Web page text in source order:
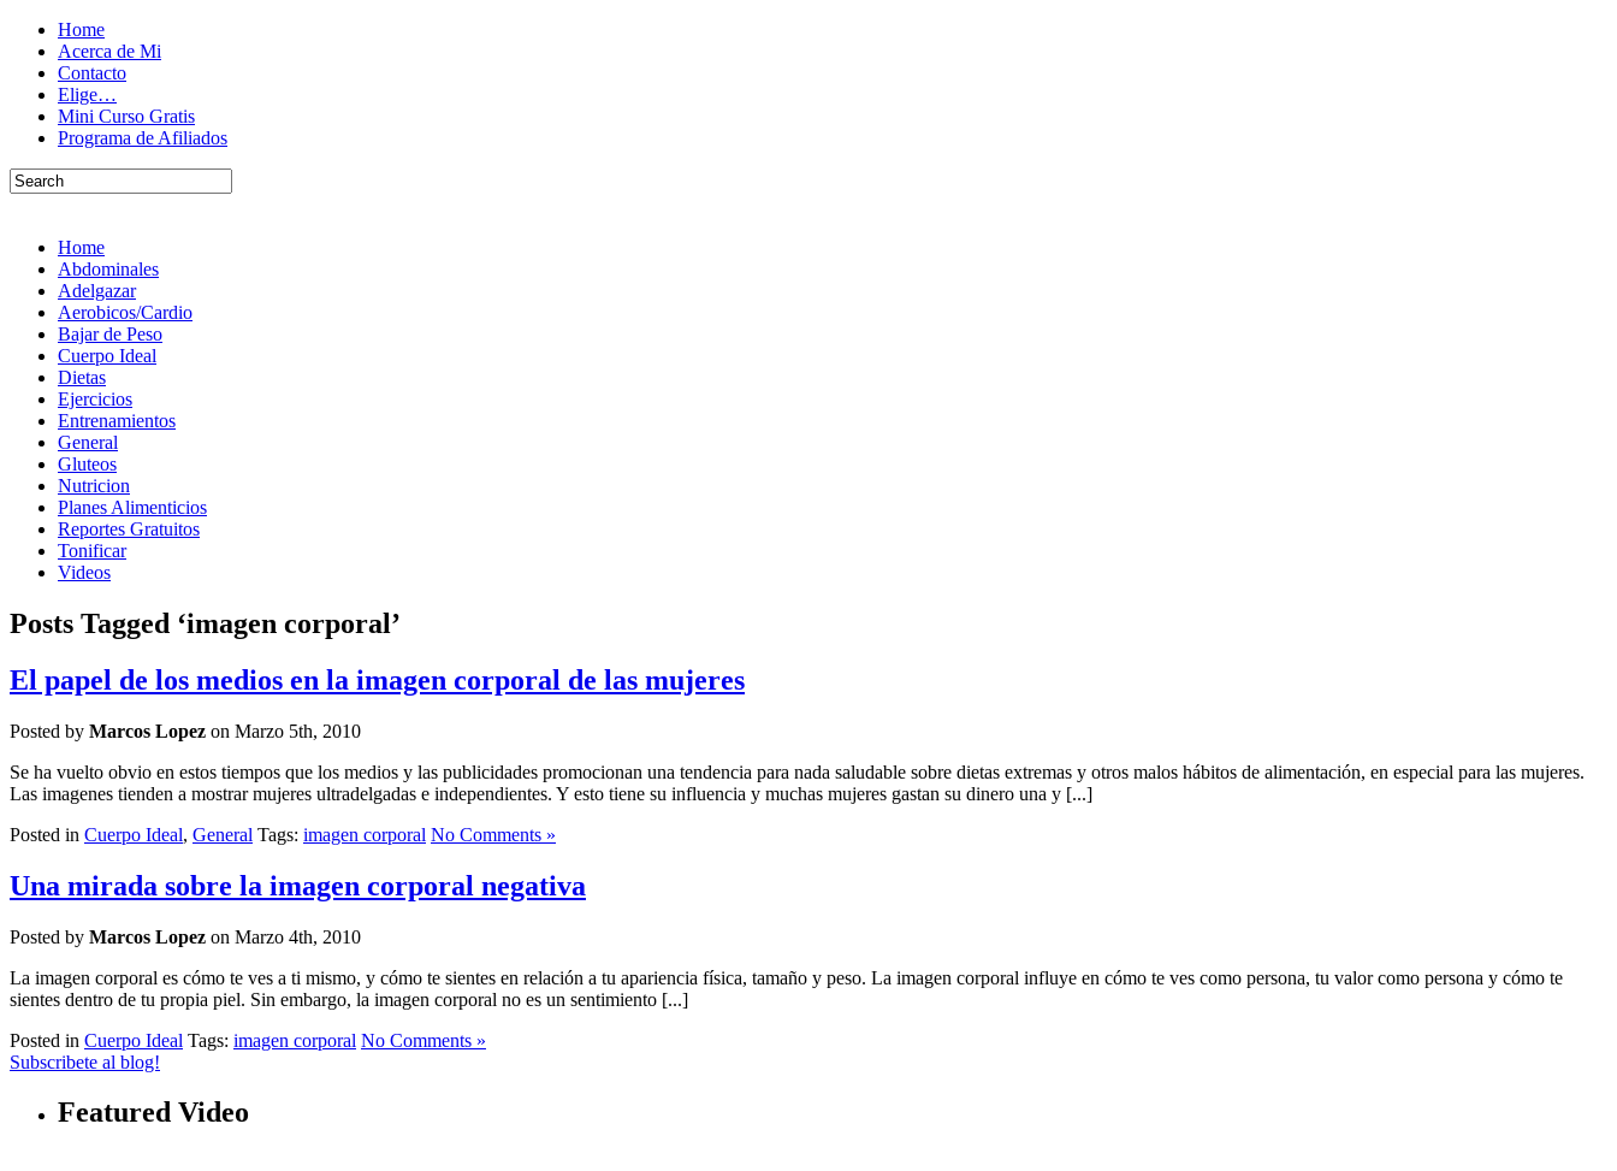
Home
Acerca de Mi
Contacto
Elige…
Mini Curso Gratis
Programa de Afiliados
Home
Abdominales
Adelgazar
Aerobicos/Cardio
Bajar de Peso
Cuerpo Ideal
Dietas
Ejercicios
Entrenamientos
General
Gluteos
Nutricion
Planes Alimenticios
Reportes Gratuitos
Tonificar
Videos
Posts Tagged ‘imagen corporal’
El papel de los medios en la imagen corporal de las mujeres
Posted by Marcos Lopez on Marzo 5th, 2010
Se ha vuelto obvio en estos tiempos que los medios y las publicidades promocionan una tendencia para nada saludable sobre dietas extremas y otros malos hábitos de alimentación, en especial para las mujeres.
Las imagenes tienden a mostrar mujeres ultradelgadas e independientes. Y esto tiene su influencia y muchas mujeres gastan su dinero una y [...]
Posted in Cuerpo Ideal, General Tags: imagen corporal No Comments »
Una mirada sobre la imagen corporal negativa
Posted by Marcos Lopez on Marzo 4th, 2010
La imagen corporal es cómo te ves a ti mismo, y cómo te sientes en relación a tu apariencia física, tamaño y peso. La imagen corporal influye en cómo te ves como persona, tu valor como persona y cómo te
sientes dentro de tu propia piel. Sin embargo, la imagen corporal no es un sentimiento [...]
Posted in Cuerpo Ideal Tags: imagen corporal No Comments »
Subscribete al blog!
Featured Video